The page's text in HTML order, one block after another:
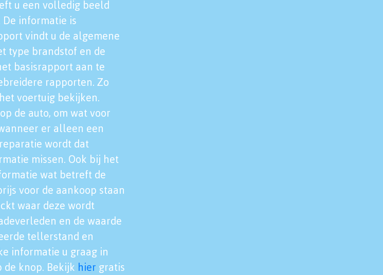
u een volledig beeld
informatie is
vindt u de algemene
type brandstof en de
basisrapport aan te
rapporten. Zo
voertuig bekijken.
de auto, om wat voor
er alleen een
wordt dat
missen. Ook bij het
wat betreft de
voor de aankoop staan
waar deze wordt
en de waarde
tellerstand en
informatie u graag in
knop. Bekijk hier gratis